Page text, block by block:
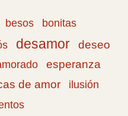
besos
bonitas
desamor deseo
esperanza
de amor
ilusión